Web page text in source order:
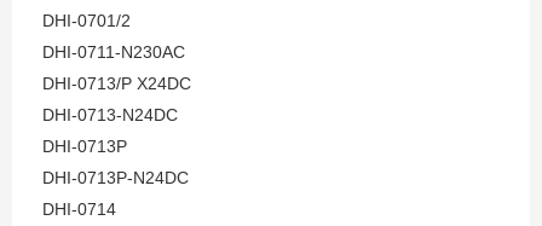
DHI-0701/2
DHI-0711-N230AC
DHI-0713/P X24DC
DHI-0713-N24DC
DHI-0713P
DHI-0713P-N24DC
DHI-0714